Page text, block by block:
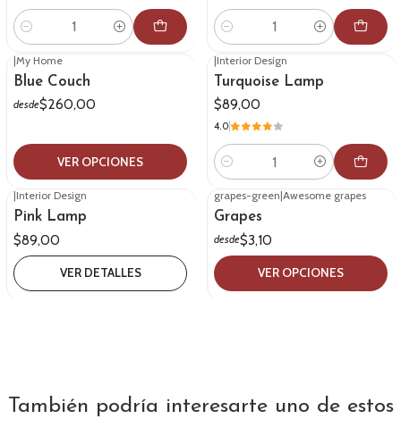
Cantidad Cantidad
|My Home
Blue Couch
desde$260,00
VER OPCIONES
|Interior Design
Turquoise Lamp
$89,00
4.0
Cantidad
|Interior Design
Pink Lamp
$89,00
VER DETALLES
grapes-green|Awesome grapes
Grapes
desde$3,10
VER OPCIONES
También podría interesarte uno de estos